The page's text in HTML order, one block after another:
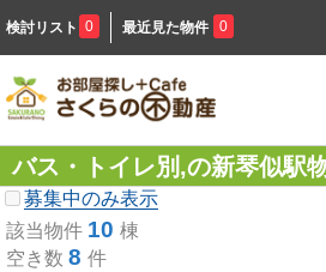
検討リスト 0 最近見た物件 0
バス・トイレ別,の新琴似駅
募集中のみ表示
該当物件 10 棟
空き数 8 件